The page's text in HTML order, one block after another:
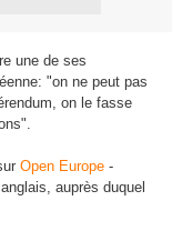
une de ses
"on ne peut pas
on le fasse
Open Europe -
auprès duquel